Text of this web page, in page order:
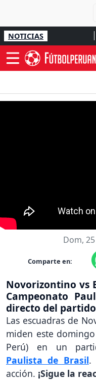
NOTICIAS
Dom,
Comparte en:
Novorizontino vs
Campeonato
directo del
Las escuadras de
miden este
Perú) en un
Paulista de Brasil.
acción. ¡Sigue la